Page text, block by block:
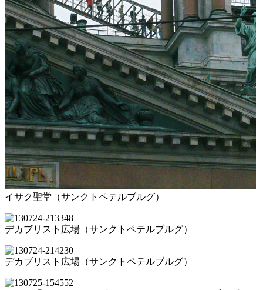
イサク聖堂（サンクトペテルブルグ）
デカブリスト広場（サンクトペテルブルグ）
デカブリスト広場（サンクトペテルブルグ）